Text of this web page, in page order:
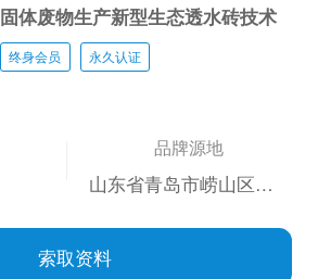
固体废物生产新型生态透水砖技术
终身会员 永久认证
品牌源地
山东省青岛市崂山区松岭路189号
索取资料